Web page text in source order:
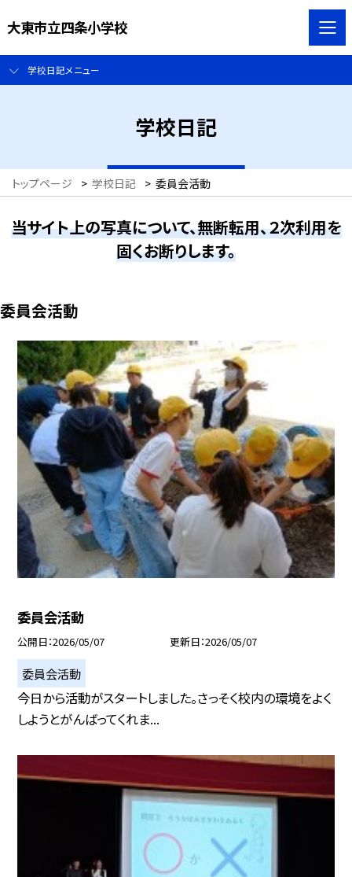
大東市立四条小学校
学校日記メニュー
学校日記
トップページ > 学校日記 > 委員会活動
当サイト上の写真について、無断転用、２次利用を
固くお断りします。
委員会活動
委員会活動
公開日 2026/05/07 更新日 2026/05/07
委員会活動
今日から活動がスタートしました。さっそく校内の環境をよく
しようとがんばってくれま...